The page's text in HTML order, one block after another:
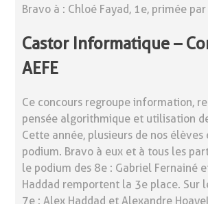
Bravo à : Chloé Fayad, 1e, primée
Castor Informatique –
AEFE
Ce concours regroupe information,
pensée algorithmique et utilisation
Cette année, plusieurs de nos
podium. Bravo à eux et à tous les
le podium des 8e : Gabriel Fernainé
Haddad remportent la 3e place. Sur
7e : Alex Haddad et Alexandre